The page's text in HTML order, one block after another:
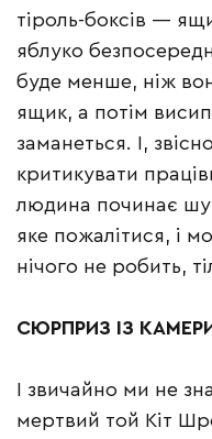
тіроль-боксів —
яблуко
буде менше, ніж
ящик, а потім
заманеться. І,
критикувати
людина починає
яке пожалітися, і
нічого не робить,
СЮРПРИЗ ІЗ
І звичайно ми не
мертвий той Кіт